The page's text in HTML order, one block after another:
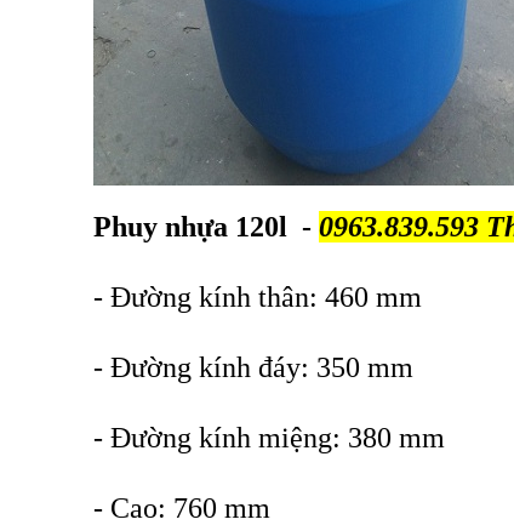
Phuy nhựa 120l - 0963.839.593
- Đường kính thân: 460 mm
- Đường kính đáy: 350 mm
- Đường kính miệng: 380 mm
- Cao: 760 mm